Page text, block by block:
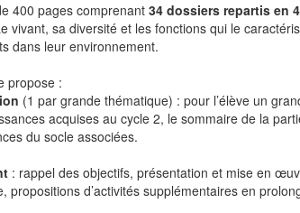
400 pages comprenant 34 dossiers repartis en
vivant, sa diversité et les fonctions qui le
dans leur environnement.
propose :
(1 par grande thématique) : pour l’élève un
acquises au cycle 2, le sommaire de la
du socle associées.
: rappel des objectifs, présentation et mise en
propositions d’activités supplémentaires en